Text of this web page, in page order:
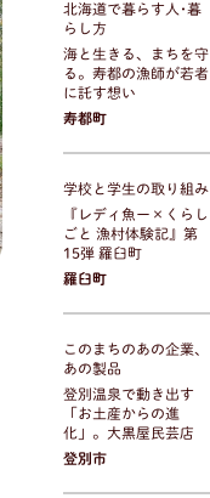
北海道で暮らす人･暮
らし方
海と生きる、まちを守
る。寿都の漁師が若者
に託す想い
寿都町
学校と学生の取り組み
『レディ魚ー×くらし
ごと 漁村体験記』第
15弾 羅臼町
羅臼町
このまちのあの企業、
あの製品
登別温泉で動き出す
「お土産からの進
化」。大黒屋民芸店
登別市